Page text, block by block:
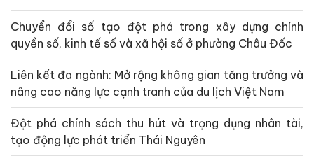
Chuyển đổi số tạo đột phá trong xây dựng chính
quyền số, kinh tế số và xã hội số ở phường Châu Đốc
Liên kết đa ngành: Mở rộng không gian tăng trưởng và
nâng cao năng lực cạnh tranh của du lịch Việt Nam
Đột phá chính sách thu hút và trọng dụng nhân tài,
tạo động lực phát triển Thái Nguyên